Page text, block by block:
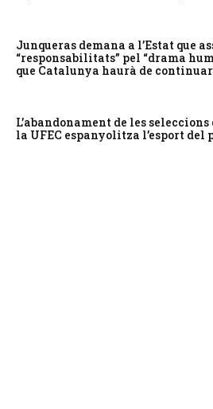
Junqueras demana a l’Estat que
“responsabilitats” pel “drama
que Catalunya haurà de
L’abandonament de les
la UFEC espanyolitza l’esport del